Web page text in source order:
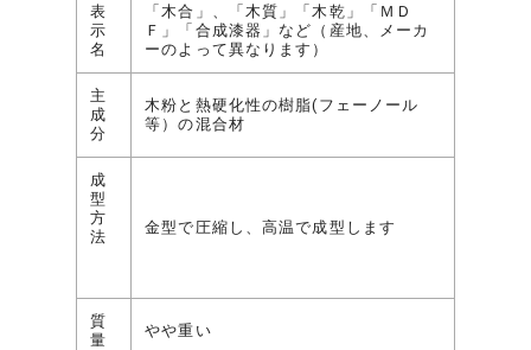
表
示
名
「木合」、「木質」「木乾」「ＭＤ
Ｆ」「合成漆器」など（産地、メーカ
ーのよって異なります）
主
成
分
木粉と熱硬化性の樹脂(フェーノール
等）の混合材
成
型
方
法
金型で圧縮し、高温で成型します
質
量
やや重い